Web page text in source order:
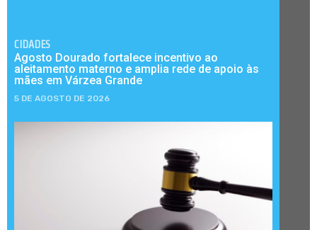
CIDADES
Agosto Dourado fortalece incentivo ao
aleitamento materno e amplia rede de apoio às
mães em Várzea Grande
5 DE AGOSTO DE 2026